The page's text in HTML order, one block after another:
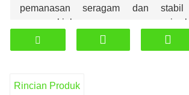
pemanasan seragam dan
memungkinkan pemanasan api
pemanasan berkisar antara 150°C
Rincian Produk